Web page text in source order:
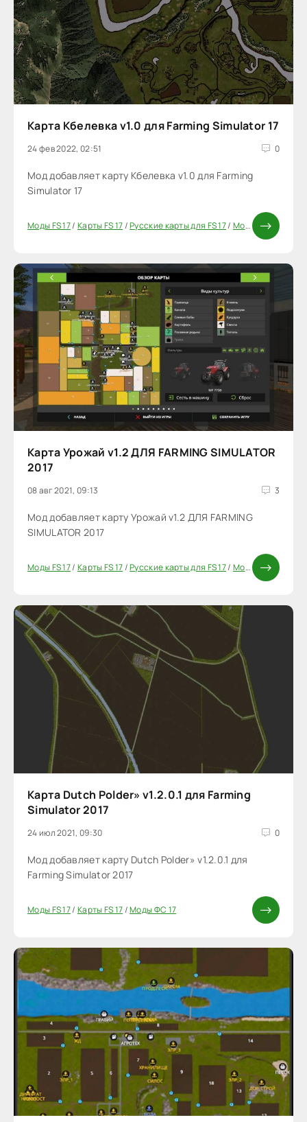
Карта Кбелевка v1.0 для Farming Simulator 17
24 фев 2022, 02:51 0
Мод добавляет карту Кбелевка v1.0 для Farming
Simulator 17
Моды FS 17/ Карты FS 17/Русские карты для FS 17/ Моды ФС 17
Карта Урожай v1.2 ДЛЯ FARMING SIMULATOR
2017
08 авг 2021, 09:13 3
Мод добавляет карту Урожай v1.2 ДЛЯ FARMING
SIMULATOR 2017
Моды FS 17/ Карты FS 17/Русские карты для FS 17/ Моды ФС 17
Карта Dutch Polder» v1.2.0.1 для Farming
Simulator 2017
24 июл 2021, 09:30 0
Мод добавляет карту Dutch Polder» v1.2.0.1 для
Farming Simulator 2017
Моды FS 17/ Карты FS 17/Моды ФС 17